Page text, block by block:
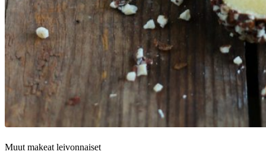
Muut makeat leivonnaiset